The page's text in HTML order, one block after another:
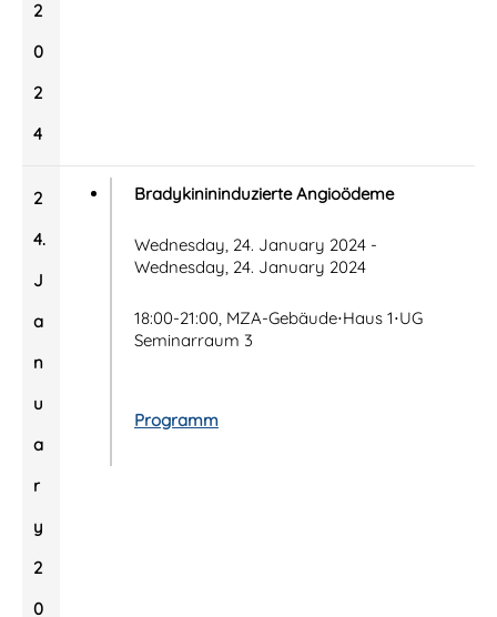
2
0
2
4
2
4.
J
a
n
u
a
r
y
2
0
Bradykinininduzierte Angioödeme
Wednesday, 24. January 2024 -
Wednesday, 24. January 2024
18:00-21:00, MZA-Gebäude⋅Haus 1⋅UG
Seminarraum 3
Programm